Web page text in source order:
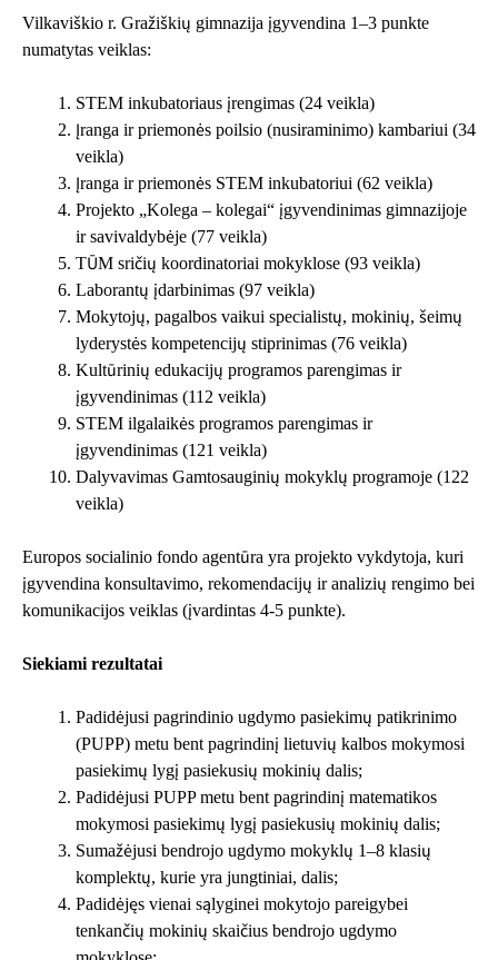
Vilkaviškio r. Gražiškių gimnazija įgyvendina 1–3 punkte
numatytas veiklas:
STEM inkubatoriaus įrengimas (24 veikla)
Įranga ir priemonės poilsio (nusiraminimo) kambariui (34
veikla)
Įranga ir priemonės STEM inkubatoriui (62 veikla)
Projekto „Kolega – kolegai“ įgyvendinimas gimnazijoje
ir savivaldybėje (77 veikla)
TŪM sričių koordinatoriai mokyklose (93 veikla)
Laborantų įdarbinimas (97 veikla)
Mokytojų, pagalbos vaikui specialistų, mokinių, šeimų
lyderystės kompetencijų stiprinimas (76 veikla)
Kultūrinių edukacijų programos parengimas ir
įgyvendinimas (112 veikla)
STEM ilgalaikės programos parengimas ir
įgyvendinimas (121 veikla)
Dalyvavimas Gamtosauginių mokyklų programoje (122
veikla)
Europos socialinio fondo agentūra yra projekto vykdytoja, kuri
įgyvendina konsultavimo, rekomendacijų ir analizių rengimo bei
komunikacijos veiklas (įvardintas 4-5 punkte).
Siekiami rezultatai
Padidėjusi pagrindinio ugdymo pasiekimų patikrinimo
(PUPP) metu bent pagrindinį lietuvių kalbos mokymosi
pasiekimų lygį pasiekusių mokinių dalis;
Padidėjusi PUPP metu bent pagrindinį matematikos
mokymosi pasiekimų lygį pasiekusių mokinių dalis;
Sumažėjusi bendrojo ugdymo mokyklų 1–8 klasių
komplektų, kurie yra jungtiniai, dalis;
Padidėjęs vienai sąlyginei mokytojo pareigybei
tenkančių mokinių skaičius bendrojo ugdymo